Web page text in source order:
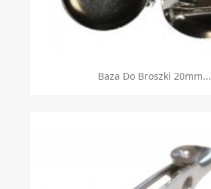
Baza Do Broszki 20mm...